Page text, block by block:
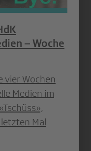
– Woche
vier Wochen
Medien im
Mal